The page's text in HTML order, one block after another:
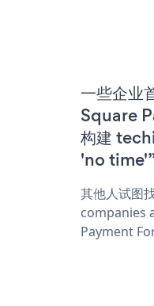
一些企业
Square
构建
'no time'”
其他人试图
companies
Payment